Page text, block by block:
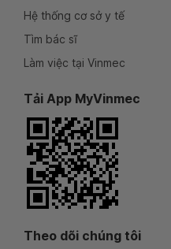
Hệ thống cơ sở y tế
Tìm bác sĩ
Làm việc tại Vinmec
Tải App MyVinmec
Theo dõi chúng tôi